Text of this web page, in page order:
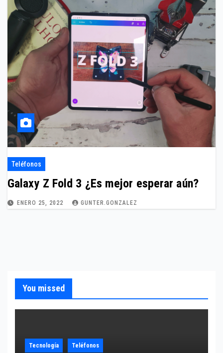
Teléfonos
Galaxy Z Fold 3 ¿Es mejor esperar aún?
ENERO 25, 2022 GUNTER.GONZALEZ
You missed
Tecnología Teléfonos